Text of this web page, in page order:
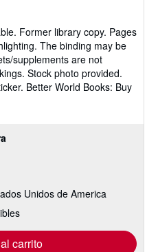
Unidos de America
carrito
Former library copy. Pages
The binding may be
supplements are not
Stock photo provided.
Better World Books: Buy